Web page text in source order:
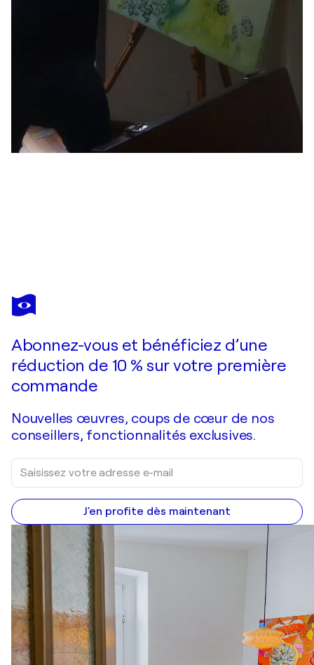
ROSARIO DE MATTOS
El Protector
Abonnez-vous et bénéficiez d’une
réduction de 10 % sur votre première
commande
Nouvelles œuvres, coups de cœur de nos
conseillers, fonctionnalités exclusives.
J'en profite dès maintenant